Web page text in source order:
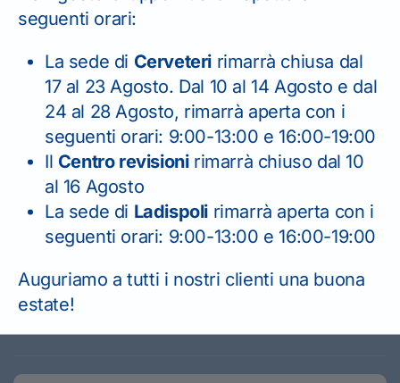
Home News
Come lavare la tua moto o il tuo
scooter prima del rimessaggio nei mesi invernali
Scrivici o contattaci
telefonicamente per
richiedere informazioni.
seguenti orari:
La sede di Cerveteri rimarrà chiusa dal
17 al 23 Agosto. Dal 10 al 14 Agosto e dal
24 al 28 Agosto, rimarrà aperta con i
seguenti orari: 9:00-13:00 e 16:00-19:00
Il Centro revisionirimarrà chiuso dal 10
al 16 Agosto
La sede di Ladispoli rimarrà aperta con i
seguenti orari: 9:00-13:00 e 16:00-19:00
Auguriamo a tutti i nostri clienti una buona
estate!